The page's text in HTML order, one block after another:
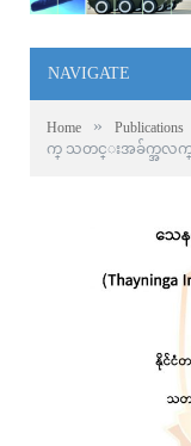
NAVIGATE
Home » Publications
က္ သတင္းအခ်က္အလက္